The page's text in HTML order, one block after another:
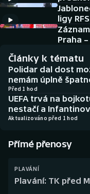
Americký fotbal
Baseball a softbal
Basketbal
Biatlon
Boby a skeleton
Box
Curling
NEPŘEHLÉDNĚTE
Historické návraty
Aplikace ČT sport
AZ kvíz
ligy
Praha
Články k tématu
Polidar dal dost
nemám úplně
Před 1 hod
UEFA trvá na
nestačí a
Aktualizováno před 1 hod
Přímé přenosy
PLAVÁNÍ
Plavání: TK před